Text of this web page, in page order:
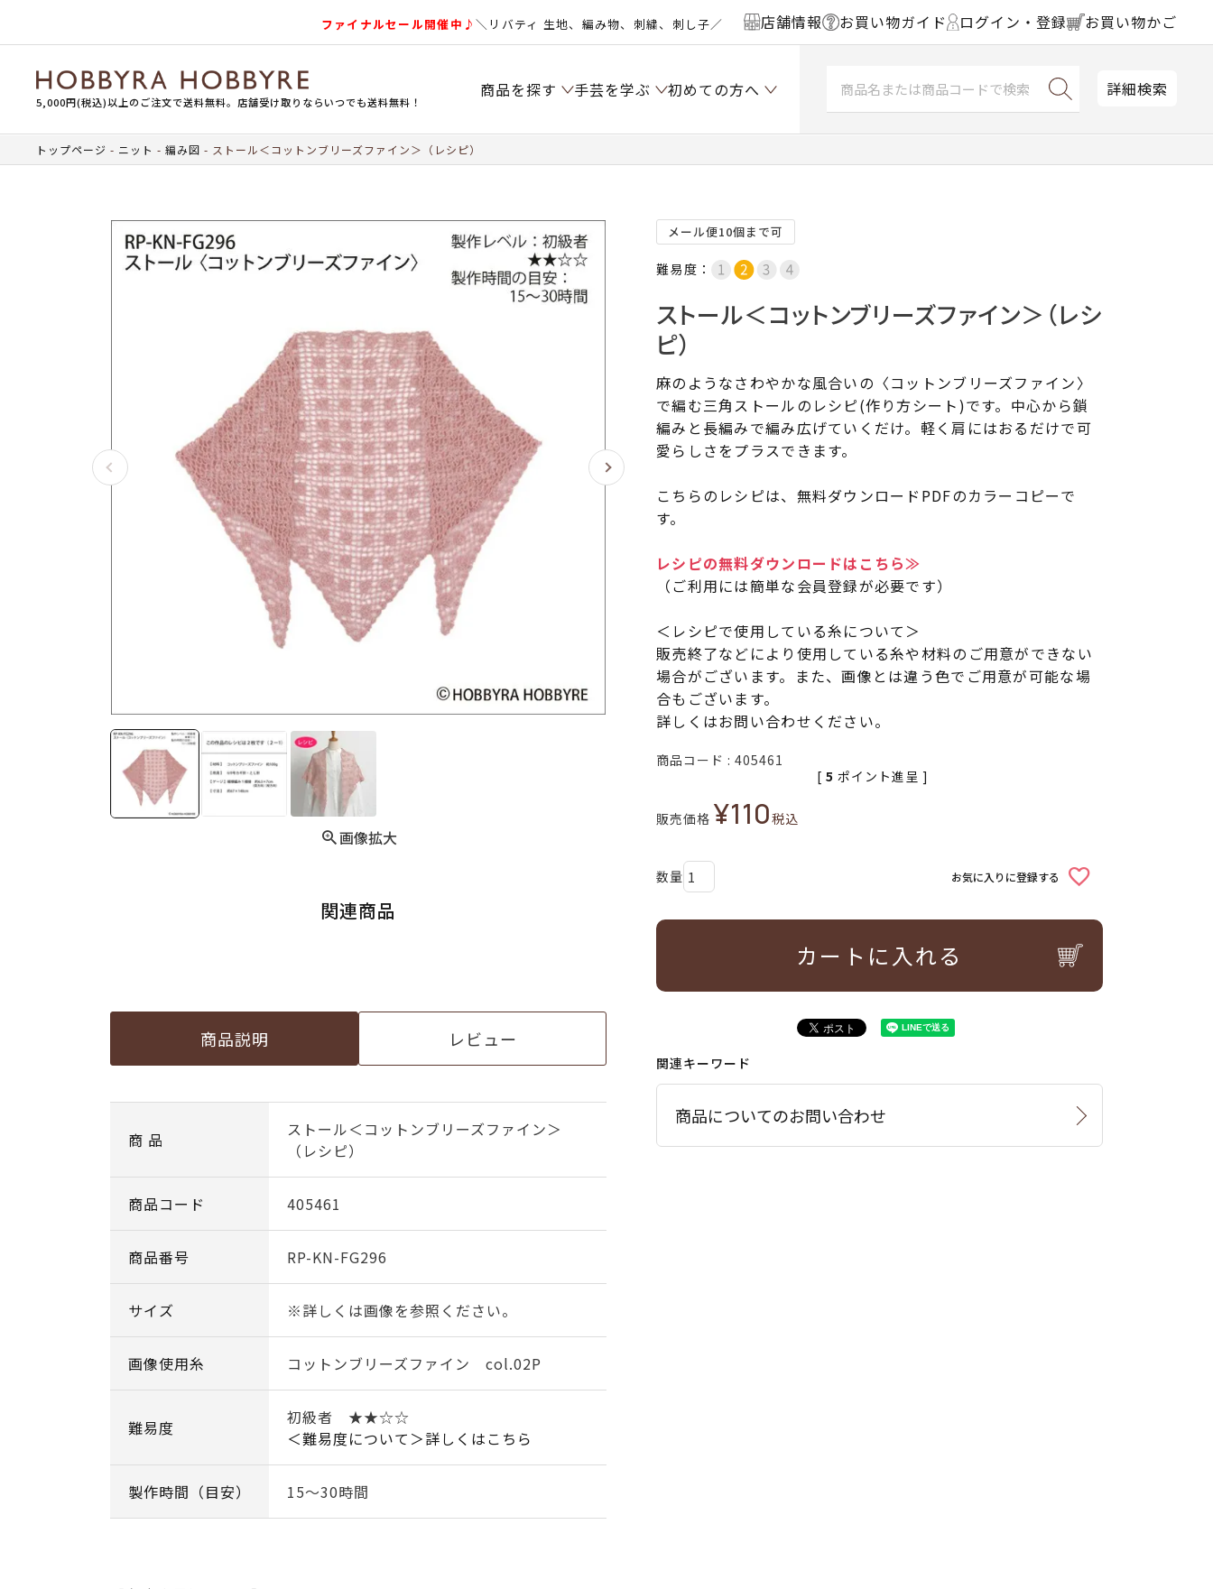
ファイナルセール開催中♪＼リバティ 生地、編み物、刺繍、刺し子／ 店舗情報 お買い物ガイド ログイン・登録 お買い物かご
5,000円(税込)以上のご注文で送料無料。店舗受け取りならいつでも送料無料！
商品を探す 手芸を学ぶ 初めての方へ 詳細検索
トップページ ニット 編み図 ストール＜コットンブリーズファイン＞（レシピ）
画像拡大
関連商品
商品説明 レビュー
商 品
ストール＜コットンブリーズファイン＞
（レシピ）
商品コード 405461
商品番号 RP-KN-FG296
サイズ ※詳しくは画像を参照ください。
画像使用糸 コットンブリーズファイン col.02P
難易度
初級者 ★★☆☆
＜難易度について＞詳しくはこちら
製作時間（目安） 15～30時間
メール便10個まで可
難易度：
ストール＜コットンブリーズファイン＞（レシ
ピ）
麻のようなさわやかな風合いの〈コットンブリーズファイン〉
で編む三角ストールのレシピ(作り方シート)です。中心から鎖
編みと長編みで編み広げていくだけ。軽く肩にはおるだけで可
愛らしさをプラスできます。
こちらのレシピは、無料ダウンロードPDFのカラーコピーで
す。
レシピの無料ダウンロードはこちら≫
（ご利用には簡単な会員登録が必要です）
＜レシピで使用している糸について＞
販売終了などにより使用している糸や材料のご用意ができない
場合がございます。また、画像とは違う色でご用意が可能な場
合もございます。
詳しくはお問い合わせください。
商品コード 405461
販売価格 ¥110税込
[ 5 ポイント進呈 ]
お気に入りに登録する
カートに入れる
関連キーワード
商品についてのお問い合わせ